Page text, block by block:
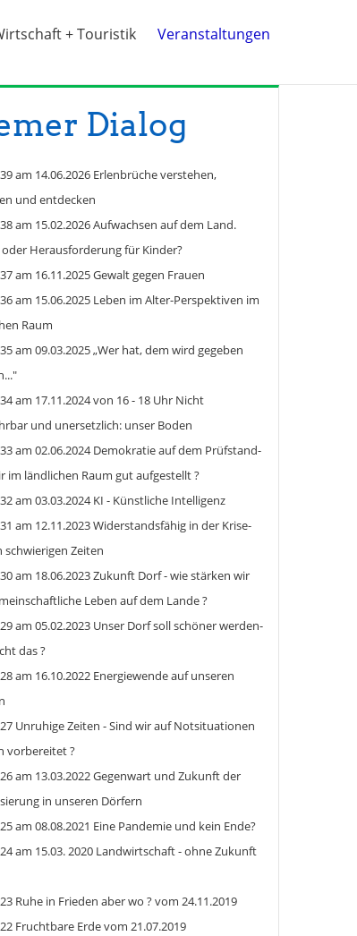
+ Touristik Veranstaltungen
Dialog
am 14.06.2026 Erlenbrüche verstehen,
und entdecken
am 15.02.2026 Aufwachsen auf dem Land.
Herausforderung für Kinder?
am 16.11.2025 Gewalt gegen Frauen
am 15.06.2025 Leben im Alter-Perspektiven im
Raum
am 09.03.2025 „Wer hat, dem wird gegeben
am 17.11.2024 von 16 - 18 Uhr Nicht
und unersetzlich: unser Boden
am 02.06.2024 Demokratie auf dem Prüfstand-
im ländlichen Raum gut aufgestellt ?
am 03.03.2024 KI - Künstliche Intelligenz
am 12.11.2023 Widerstandsfähig in der Krise-
schwierigen Zeiten
am 18.06.2023 Zukunft Dorf - wie stärken wir
Leben auf dem Lande ?
am 05.02.2023 Unser Dorf soll schöner werden-
das ?
am 16.10.2022 Energiewende auf unseren
Unruhige Zeiten - Sind wir auf Notsituationen
vorbereitet ?
am 13.03.2022 Gegenwart und Zukunft der
in unseren Dörfern
am 08.08.2021 Eine Pandemie und kein Ende?
am 15.03. 2020 Landwirtschaft - ohne Zukunft
Ruhe in Frieden aber wo ? vom 24.11.2019
Fruchtbare Erde vom 21.07.2019